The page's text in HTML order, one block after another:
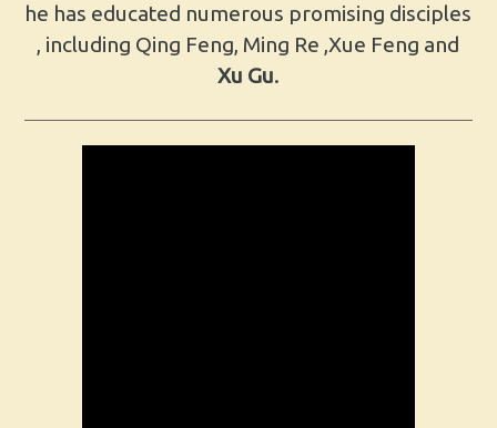
he has educated numerous promising disciples
, including Qing Feng, Ming Re ,Xue Feng and
Xu Gu.